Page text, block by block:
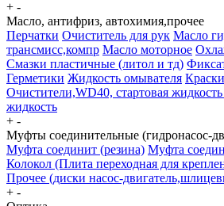
+ -
Масло, антифриз, автохимия,прочее
Перчатки Очиститель для рук Масло
трансмисс,компр Масло моторное
Смазки пластичные (литол и тд)
Герметики Жидкость омывателя
Очистители,WD40, стартовая жидкость
жидкость
+ -
Муфты соединительные (гидронасос-
Муфта соединит (резина) Муфта
Колокол (Плита переходная для
Прочее (диски насос-
+ -